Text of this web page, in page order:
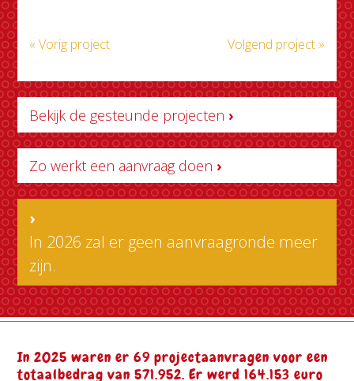
« Vorig project Volgend project »
Bekijk de gesteunde projecten ›
Zo werkt een aanvraag doen ›
›
In 2026 zal er geen aanvraagronde meer
zijn.
In 2025 waren er 69 projectaanvragen voor een
totaalbedrag van 571.952. Er werd 164.153 euro